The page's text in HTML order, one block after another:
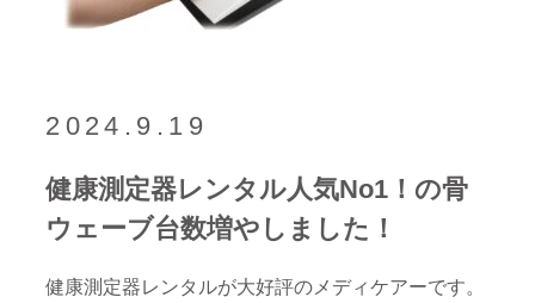
2024.9.19
健康測定器レンタル人気No1！の骨
ウェーブ台数増やしました！
健康測定器レンタルが大好評のメディケアーです。